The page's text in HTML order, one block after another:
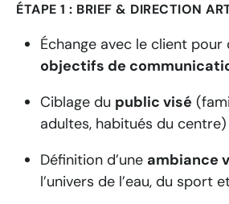
ÉTAPE 1 : BRIEF & DIRECTION
Échange avec le client pour
objectifs de
Ciblage du public visé
adultes, habitués du centre)
Définition d’une ambiance
l’univers de l’eau, du sport